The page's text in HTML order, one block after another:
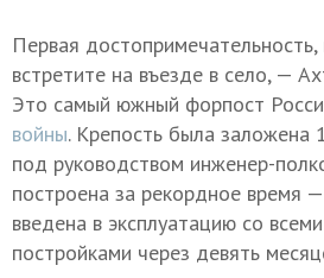
Первая
встретите на въезде в село, —
Это самый южный форпост
войны. Крепость была заложена
под руководством инженер-
построена за рекордное время
введена в эксплуатацию со
постройками через девять